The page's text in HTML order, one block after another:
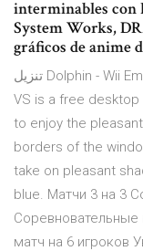
interminables con
System Works,
gráficos de anime
تنزيل Dolphin - Wii Emulator من أجل Windows مجانًا . Wii White
VS is a free
to enjoy the
borders of the
take on pleasant
blue. Матчи 3 на 3
Соревновательные
матч на 6 игроков